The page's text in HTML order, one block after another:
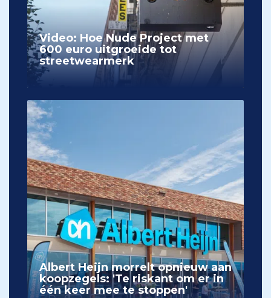
Video: Hoe Nude Project met
600 euro uitgroeide tot
streetwearmerk
Albert Heijn morrelt opnieuw aan
koopzegels: 'Te riskant om er in
één keer mee te stoppen'